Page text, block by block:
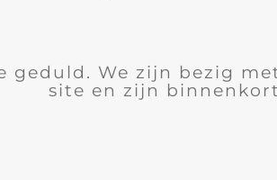
geduld. We zijn bezig
site en zijn